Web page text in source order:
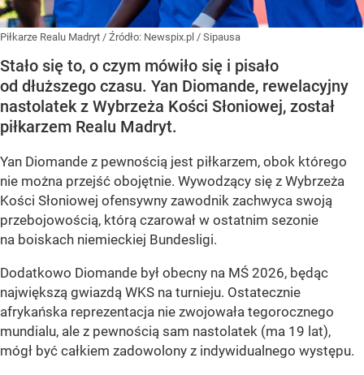
Piłkarze Realu Madryt / Źródło: Newspix.pl / Sipausa
Stało się to, o czym mówiło się i pisało
od dłuższego czasu. Yan Diomande, rewelacyjny
nastolatek z Wybrzeża Kości Słoniowej, został
piłkarzem Realu Madryt.
Yan Diomande z pewnością jest piłkarzem, obok którego
nie można przejść obojętnie. Wywodzący się z Wybrzeża
Kości Słoniowej ofensywny zawodnik zachwyca swoją
przebojowością, którą czarował w ostatnim sezonie
na boiskach niemieckiej Bundesligi.
Dodatkowo Diomande był obecny na MŚ 2026, będąc
największą gwiazdą WKS na turnieju. Ostatecznie
afrykańska reprezentacja nie zwojowała tegorocznego
mundialu, ale z pewnością sam nastolatek (ma 19 lat),
mógł być całkiem zadowolony z indywidualnego występu.